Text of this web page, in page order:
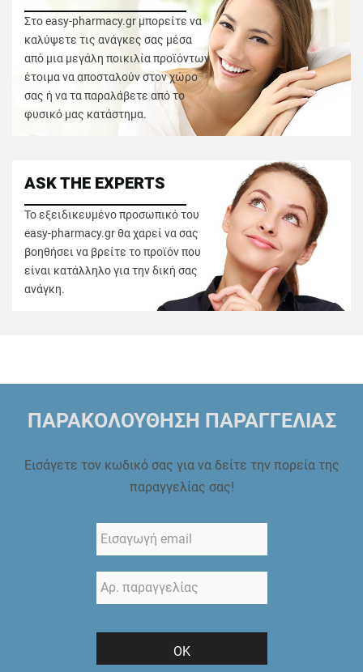
Στο easy-pharmacy.gr μπορείτε να
καλύψετε τις ανάγκες σας μέσα
από μια μεγάλη ποικιλία προϊόντων
έτοιμα να αποσταλούν στον χώρο
σας ή να τα παραλάβετε από το
φυσικό μας κατάστημα.
ASK THE EXPERTS
Το εξειδικευμένο προσωπικό του
easy-pharmacy.gr θα χαρεί να σας
βοηθήσει να βρείτε το προϊόν που
είναι κατάλληλο για την δική σας
ανάγκη.
ΠΑΡΑΚΟΛΟΥΘΗΣΗ ΠΑΡΑΓΓΕΛΙΑΣ
Εισάγετε τον κωδικό σας για να δείτε την πορεία της
παραγγελίας σας!
ΟΚ